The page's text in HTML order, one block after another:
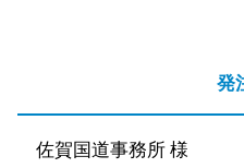
発
佐賀国道事務所 様